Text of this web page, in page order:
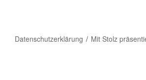
Datenschutzerklärung Mit Stolz